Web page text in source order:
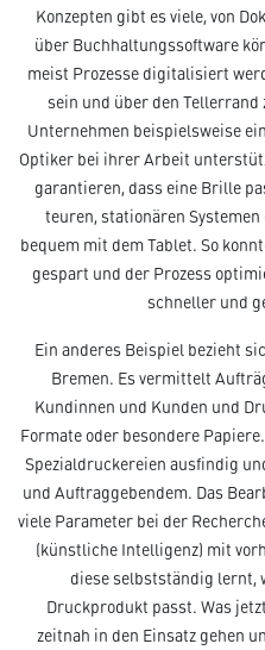
Konzepten gibt es viele, von
über Buchhaltungssoftware
meist Prozesse digitalisiert
sein und über den Tellerrand
Unternehmen beispielsweise
Optiker bei ihrer Arbeit
garantieren, dass eine Brille
teuren, stationären
bequem mit dem Tablet. So
gespart und der Prozess
schneller und
Ein anderes Beispiel bezieht
Bremen. Es vermittelt
Kundinnen und Kunden und
Formate oder besondere
Spezialdruckereien ausfindig
und Auftraggebendem. Das
viele Parameter bei der
(künstliche Intelligenz) mit
diese selbstständig lernt,
Druckprodukt passt. Was
zeitnah in den Einsatz gehen